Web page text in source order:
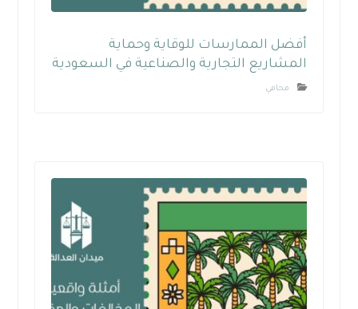
أفضل الممارسات للوقاية وحماية
المشاريع التجارية والصناعية في السعودية
محامي